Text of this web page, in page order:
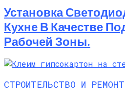
Установка
Кухне В Качестве
Рабочей Зоны.
СТРОИТЕЛЬСТВО И РЕМОНТ